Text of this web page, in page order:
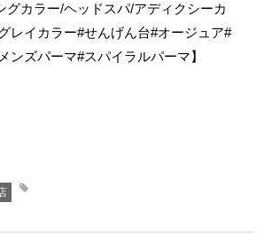
グカラー/ヘッドスパ/アディクシーカ
レイカラー#せんげん台#オージュア#
ンズパーマ#スパイラルパーマ】